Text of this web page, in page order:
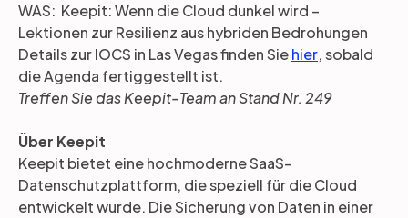
WAS: Keepit: Wenn die Cloud dunkel wird –
Lektionen zur Resilienz aus hybriden Bedrohungen
Details zur IOCS in Las Vegas finden Siehier, sobald
die Agenda fertiggestellt ist.
Treffen Sie das Keepit-Team an Stand Nr. 249
Über Keepit
Keepit bietet eine hochmoderne SaaS-
Datenschutzplattform, die speziell für die Cloud
entwickelt wurde. Die Sicherung von Daten in einer